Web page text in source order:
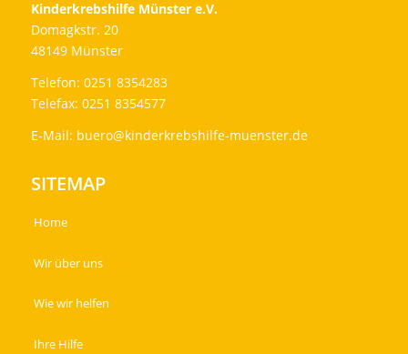
Kinderkrebshilfe Münster e.V.
Domagkstr. 20
48149 Münster
Telefon: 0251 8354283
Telefax: 0251 8354577
E-Mail: buero@kinderkrebshilfe-muenster.de
SITEMAP
Home
Wir über uns
Wie wir helfen
Ihre Hilfe